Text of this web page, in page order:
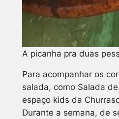
A picanha pra duas
Para acompanhar os
salada, como Salada
espaço kids da
Durante a semana, de